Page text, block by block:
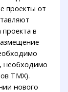
проекты от
проекта в
необходимо
TMX).
нового